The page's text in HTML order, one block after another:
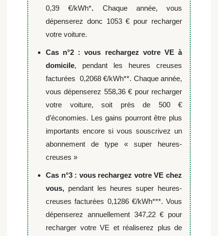
0,39 €/kWh*. Chaque année, vous
dépenserez donc 1053 € pour recharger
votre voiture.
Cas n°2 : vous rechargez votre VE à
domicile, pendant les heures creuses
facturées 0,2068 €/kWh**. Chaque année,
vous dépenserez 558,36 € pour recharger
votre voiture, soit près de 500 €
d’économies. Les gains pourront être plus
importants encore si vous souscrivez un
abonnement de type « super heures-
creuses »
Cas n°3 : vous rechargez votre VE chez
vous, pendant les heures super heures-
creuses facturées 0,1286 €/kWh***. Vous
dépenserez annuellement 347,22 € pour
recharger votre VE et réaliserez plus de